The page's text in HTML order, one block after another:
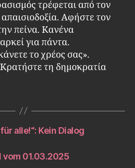
τρέφεται από τον
Αφήστε τον
πείνα. Κανένα
για πάντα.
το χρέος σας».
τη δημοκρατία
alle!“: Kein Dialog
01.03.2025